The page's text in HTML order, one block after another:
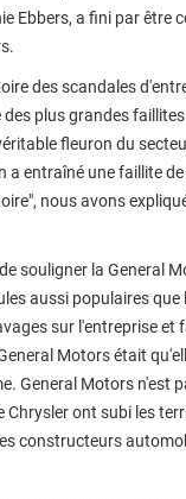
Ebbers, a fini par être
des scandales
plus grandes
fleuron du
entraîné une faillite
nous avons
souligner la General
aussi populaires
sur l'entreprise et
Motors était
General Motors n'est
ont subi les
constructeurs